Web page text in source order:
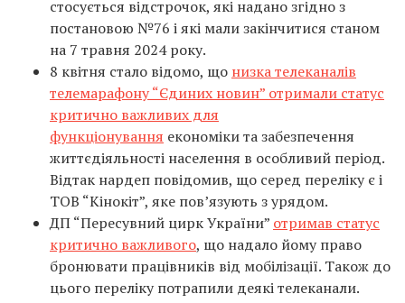
стосується відстрочок, які надано згідно з
постановою №76 і які мали закінчитися станом
на 7 травня 2024 року.
8 квітня стало відомо, що низка телеканалів
телемарафону “Єдиних новин” отримали статус
критично важливих для
функціонування економіки та забезпечення
життєдіяльності населення в особливий період.
Відтак нардеп повідомив, що серед переліку є і
ТОВ “Кінокіт”, яке пов’язують з урядом.
ДП “Пересувний цирк України” отримав статус
критично важливого, що надало йому право
бронювати працівників від мобілізації. Також до
цього переліку потрапили деякі телеканали.